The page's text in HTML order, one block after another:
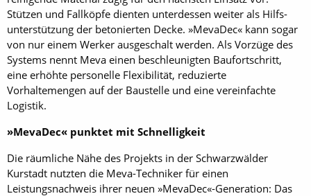
Stützen und Fallköpfe dienten unterdessen weiter als Hilfs­
unterstützung der betonierten Decke. »MevaDec« kann sogar
von nur einem Werker ausgeschalt werden. Als Vorzüge des
Systems nennt Meva einen beschleunigten Baufortschritt,
eine erhöhte personelle Flexibilität, reduzierte
Vorhaltemengen auf der Baustelle und eine vereinfachte
Logistik.
»MevaDec« punktet mit Schnelligkeit
Die räumliche Nähe des Projekts in der Schwarzwälder
Kurstadt nutzten die Meva-Techniker für einen
Leistungsnachweis ihrer neuen »MevaDec«-Generation: Das